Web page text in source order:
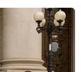
nghi dần với khí
bài. (Nguồn: